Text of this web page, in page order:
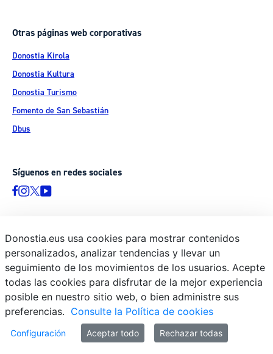
Otras páginas web corporativas
Donostia Kirola
Donostia Kultura
Donostia Turismo
Fomento de San Sebastián
Dbus
Síguenos en redes sociales
© Donostiako Udala - Ayuntamiento de Donostia / San Sebastián
Ijentea 1, 20003 Donostia / San Sebastián
Aviso legal
Política de privacidad
Política de cookies
Declaración de accesibilidad
Donostia.eus usa cookies para mostrar contenidos
personalizados, analizar tendencias y llevar un
seguimiento de los movimientos de los usuarios. Acepte
todas las cookies para disfrutar de la mejor experiencia
posible en nuestro sitio web, o bien administre sus
preferencias. Consulte la Política de cookies
Configuración Aceptar todo Rechazar todas